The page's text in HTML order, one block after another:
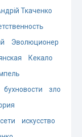
Ткаченко
Эволюционер
Кекало
бухновости
зло
искусство